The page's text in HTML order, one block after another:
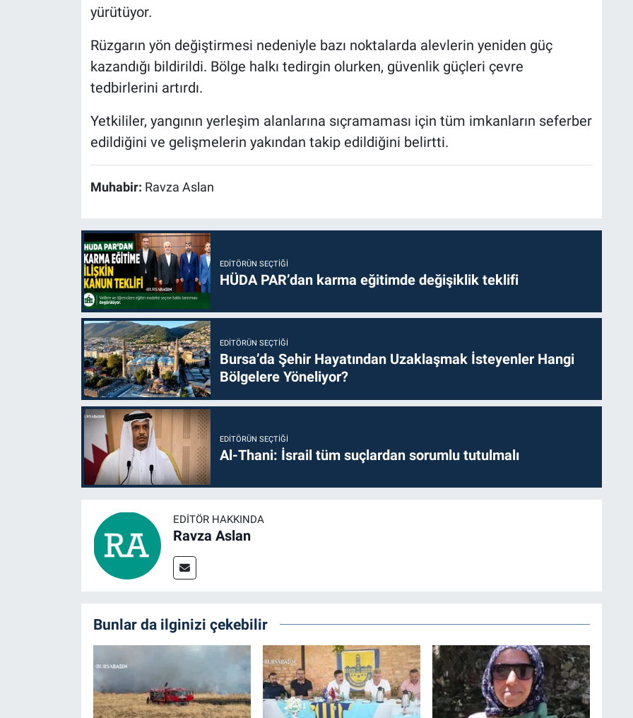
yürütüyor.
Rüzgarın yön değiştirmesi nedeniyle bazı noktalarda alevlerin yeniden güç
kazandığı bildirildi. Bölge halkı tedirgin olurken, güvenlik güçleri çevre
tedbirlerini artırdı.
Yetkililer, yangının yerleşim alanlarına sıçramaması için tüm imkanların seferber
edildiğini ve gelişmelerin yakından takip edildiğini belirtti.
Muhabir: Ravza Aslan
EDITÖRÜN SEÇTIĞI
HÜDA PAR’dan karma eğitimde değişiklik teklifi
EDITÖRÜN SEÇTIĞI
Bursa’da Şehir Hayatından Uzaklaşmak İsteyenler Hangi
Bölgelere Yöneliyor?
EDITÖRÜN SEÇTIĞI
Al-Thani: İsrail tüm suçlardan sorumlu tutulmalı
EDITÖR HAKKINDA
Ravza Aslan
Bunlar da ilginizi çekebilir